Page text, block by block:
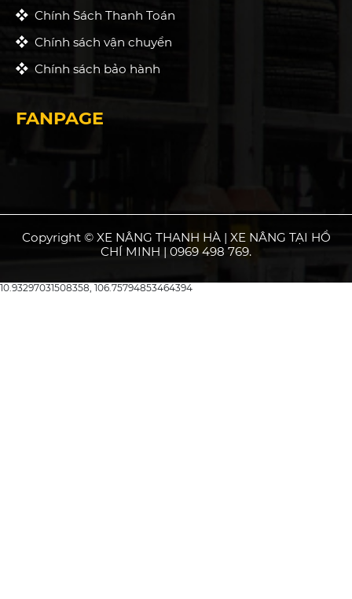
Chính Sách Thanh Toán
Chính sách vận chuyển
Chính sách bảo hành
FANPAGE
Copyright © XE NÂNG THANH HÀ | XE NÂNG TẠI HỒ
CHÍ MINH | 0969 498 769.
10.93297031508358, 106.75794853464394